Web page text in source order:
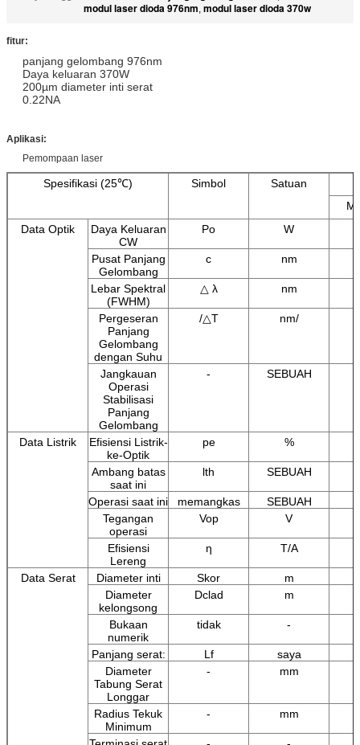
modul laser dioda 976nm, modul laser dioda 370w
fitur:
panjang gelombang 976nm
Daya keluaran 370W
200µm diameter inti serat
0.22NA
Aplikasi:
Pemompaan laser
Spesifikasi (25℃) Simbol
Satuan
Data Optik
Daya Keluaran
CW
Po W
Pusat Panjang
Gelombang
c nm
Lebar Spektral
(FWHM)
△ λ nm
Pergeseran
Panjang
Gelombang
dengan Suhu
/△T nm/
Jangkauan
Operasi
Stabilisasi
Panjang
Gelombang
- SEBUAH
Data Listrik
Efisiensi Listrik-
ke-Optik
pe %
Ambang batas
saat ini
lth SEBUAH
Operasi saat ini memangkas
SEBUAH
Tegangan
operasi
Vop V
Efisiensi
Lereng
η T/A
Data Serat Diameter inti Skor
m
Diameter
kelongsong
Dclad m
Bukaan
numerik
tidak -
Panjang serat: Lf
saya
Diameter
Tabung Serat
Longgar
- mm
Radius Tekuk
Minimum
- mm